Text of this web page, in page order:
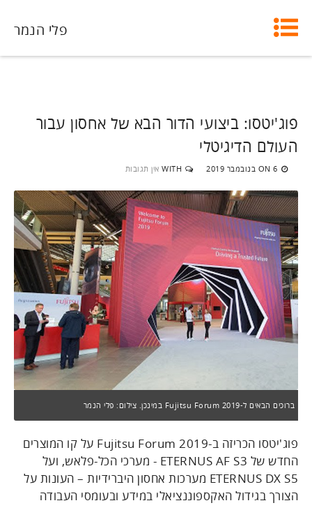
פלי הנמר
פוג'יטסו: ביצועי הדור הבא של אחסון עבור
העולם הדיגיטלי
ON 6 בנובמבר 2019 WITH אין תגובות
ברוכים הבאים ל-Fujitsu Forum 2019 במינכן. צילום: פלי הנמר
פוג'יטסו הכריזה ב-Fujitsu Forum 2019 על קו המוצרים
החדש של ETERNUS AF S3 - מערכי הכל-פלאש, ועל
ETERNUS DX S5 מערכות אחסון היברידיות – העונות על
הצורך בגידול האקספוננציאלי במידע ובעומסי העבודה